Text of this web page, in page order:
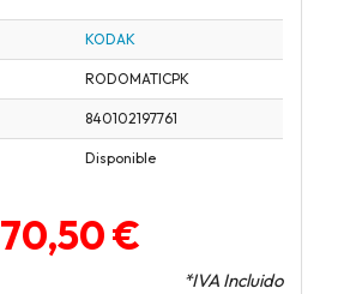
KODAK
RODOMATICPK
840102197761
Disponible
70,50 €
*IVA Incluido